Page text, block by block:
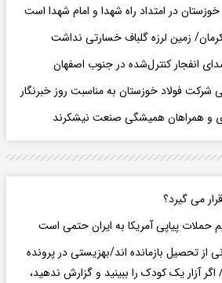
در امتداد راه شهدا و امام شهدا است
انفجار کنترل‌شده در جنوب اصفهان
شرکت فولاد خوزستان به مناسبت روز خبرنگار
و همراهان همیشگی صنعت نیشکرند
می گیرد؟
حملات پیاپی آمریکا به ایران حتمی است
از تحصیل بازمانده اند/بهزیستی در پرونده
آزار یک کودک را ببینید و گزارش ندهید،